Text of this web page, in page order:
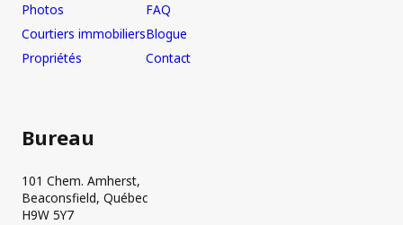
Photos
Courtiers immobiliers
Propriétés
FAQ
Blogue
Contact
Bureau
101 Chem. Amherst,
Beaconsfield, Québec
H9W 5Y7